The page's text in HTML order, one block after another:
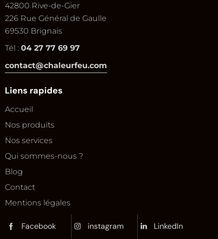
42800 Rive-de-Gier
226 Rue Général de Gaulle
69530 Brignais
Tél : 04 27 77 69 97
contact@chaleurfeu.com
Liens rapides
Accueil
Nos produits
Nos services
Qui sommes-nous ?
Blog
Contact
Mentions légales
Facebook instagram LinkedIn